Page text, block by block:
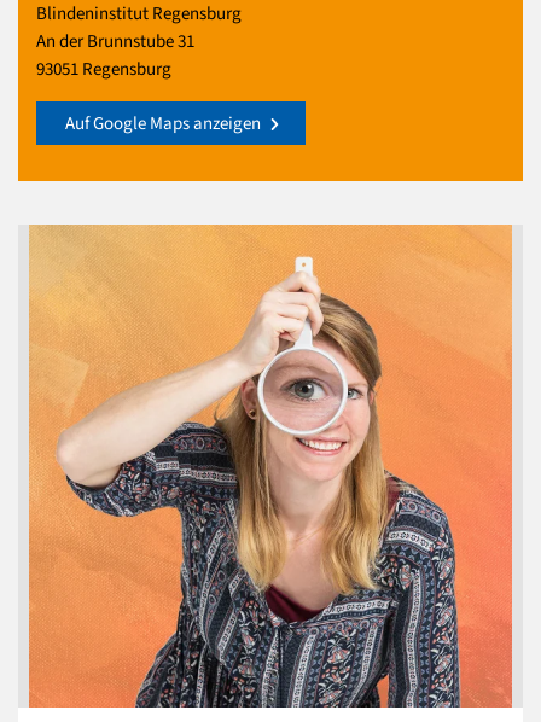
Blindeninstitut Regensburg
An der Brunnstube 31
93051 Regensburg
Auf Google Maps anzeigen